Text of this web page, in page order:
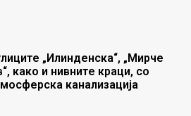
„Илинденска“, „Мирче
како и нивните краци, со
канализација